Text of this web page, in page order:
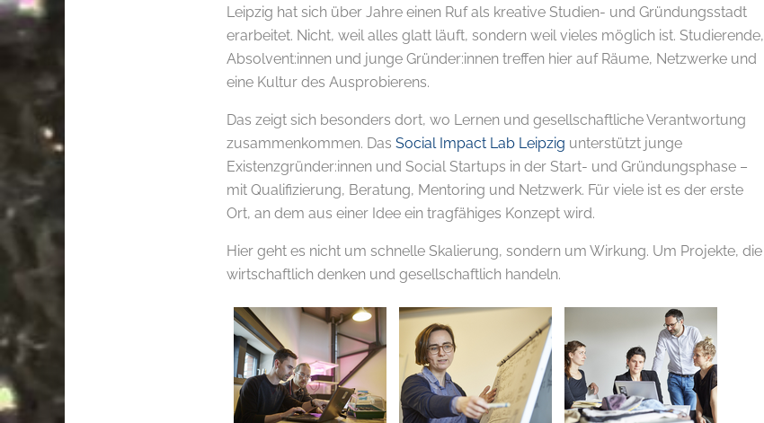
Leipzig hat sich über Jahre einen Ruf als kreative Studien- und Gründungsstadt
erarbeitet. Nicht, weil alles glatt läuft, sondern weil vieles möglich ist. Studierende,
Absolvent:innen und junge Gründer:innen treffen hier auf Räume, Netzwerke und
eine Kultur des Ausprobierens.
Das zeigt sich besonders dort, wo Lernen und gesellschaftliche Verantwortung
zusammenkommen. Das Social Impact Lab Leipzig unterstützt junge
Existenzgründer:innen und Social Startups in der Start- und Gründungsphase –
mit Qualifizierung, Beratung, Mentoring und Netzwerk. Für viele ist es der erste
Ort, an dem aus einer Idee ein tragfähiges Konzept wird.
Hier geht es nicht um schnelle Skalierung, sondern um Wirkung. Um Projekte, die
wirtschaftlich denken und gesellschaftlich handeln.